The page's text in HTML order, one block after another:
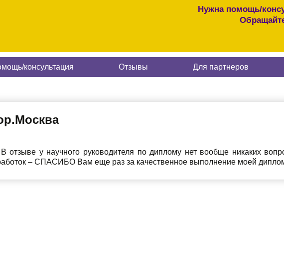
Нужна помощь/
консультация Отзывы Для партнеров
отзыве у научного руководителя по диплому нет вообще никаких
– СПАСИБО Вам еще раз за качественное выполнение моей